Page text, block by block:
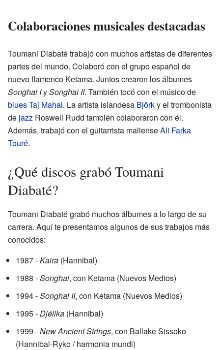
Colaboraciones musicales destacadas
Toumani Diabaté trabajó con muchos artistas de diferentes
partes del mundo. Colaboró con el grupo español de
nuevo flamenco Ketama. Juntos crearon los álbumes
Songhai IySonghai II. También tocó con el músico de
bluesTaj Mahal. La artista islandesa Björky el trombonista
de jazz Roswell Rudd también colaboraron con él.
Además, trabajó con el guitarrista malienseAli Farka
Touré.
¿Qué discos grabó Toumani
Diabaté?
Toumani Diabaté grabó muchos álbumes a lo largo de su
carrera. Aquí te presentamos algunos de sus trabajos más
conocidos:
1987 -Kaira (Hannibal)
1988 -Songhai, con Ketama (Nuevos Medios)
1994 -Songhai II, con Ketama (Nuevos Medios)
1995 -Djélika (Hannibal)
1999 -New Ancient Strings, con Ballake Sissoko
(Hannibal-Ryko / harmonia mundi)